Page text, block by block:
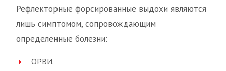
Рефлекторные форсированные выдохи являются
лишь симптомом, сопровождающим
определенные болезни:
ОРВИ.